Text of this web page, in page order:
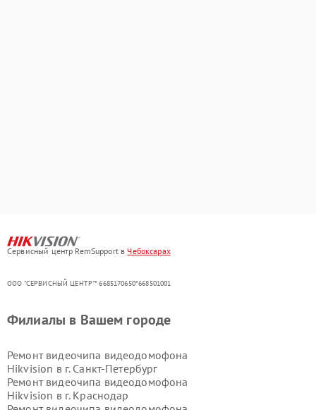
Сервисный центр RemSupport в Чебоксарах
ООО "СЕРВИСНЫЙ ЦЕНТР"* 6685170650*668501001
Филиалы в Вашем городе
Ремонт видеочипа видеодомофона
Hikvision в г. Санкт-Петербург
Ремонт видеочипа видеодомофона
Hikvision в г. Краснодар